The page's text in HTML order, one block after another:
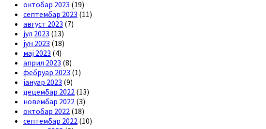
октобар 2023 (19)
септембар 2023 (11)
август 2023 (7)
јул 2023 (13)
јун 2023 (18)
мај 2023 (4)
април 2023 (8)
фебруар 2023 (1)
јануар 2023 (9)
децембар 2022 (13)
новембар 2022 (3)
октобар 2022 (18)
септембар 2022 (10)